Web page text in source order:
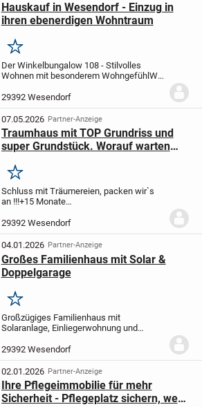
Hauskauf in Wesendorf - Einzug in
ihren ebenerdigen Wohntraum
Merken
Der Winkelbungalow 108 - Stilvolles
Wohnen mit besonderem Wohngefühl Wer
außergewöhnlicher Architektur verbinden
möchte, findet im Winkelbungalow 108
ein Zuhause...
29392 Wesendorf
07.05.2026 Partner-Anzeige
Traumhaus mit TOP Grundriss und
super Grundstück. Worauf warten
Merken
Schluss mit Träumereien, packen wir`s
an !!!+15 Monate
bauen +Finanzierung ohne
Eigenkapital+Durch Eigenleistung viel
Geld sparen +Freie Grundrissgestal...
29392 Wesendorf
04.01.2026 Partner-Anzeige
Großes Familienhaus mit Solar &
Doppelgarage
Merken
Großzügiges Familienhaus mit
Solaranlage, Einliegerwohnung und
WesendorfDieses charmante und
großzügige Familienhaus aus dem Jahr
1926 befindet sich in ruhiger Lage im...
29392 Wesendorf
02.01.2026 Partner-Anzeige
Ihre Pflegeimmobilie für mehr
Sicherheit - Pflegeplatz sichern, wenn